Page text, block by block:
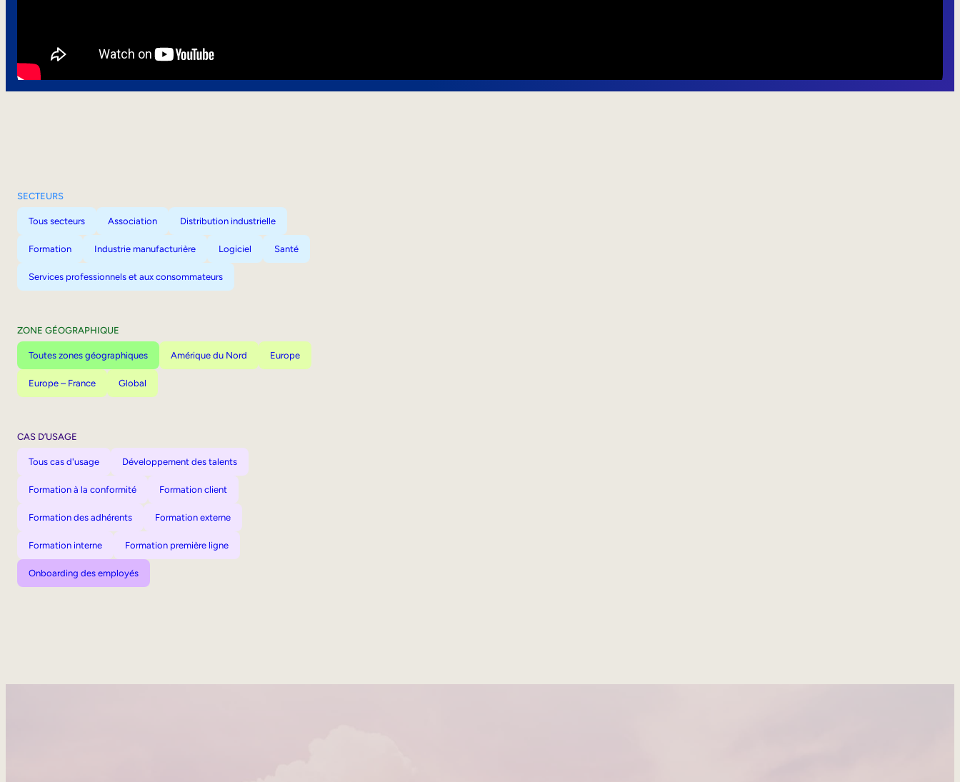
SECTEURS
Tous secteurs Association Distribution industrielle
Formation Industrie manufacturière Logiciel Santé
Services professionnels et aux consommateurs
ZONE GÉOGRAPHIQUE
Toutes zones géographiques Amérique du Nord Europe
Europe – France Global
CAS D’USAGE
Tous cas d'usage Développement des talents
Formation à la conformité Formation client
Formation des adhérents Formation externe
Formation interne Formation première ligne
Onboarding des employés